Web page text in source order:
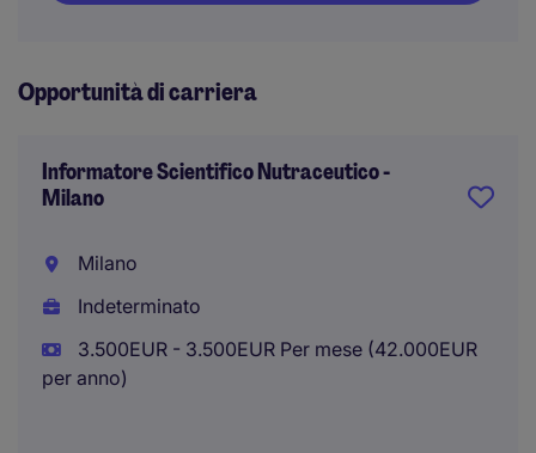
Opportunità di carriera
Informatore Scientifico Nutraceutico -
Milano
Milano
Indeterminato
3.500EUR - 3.500EUR Per mese (42.000EUR
per anno)